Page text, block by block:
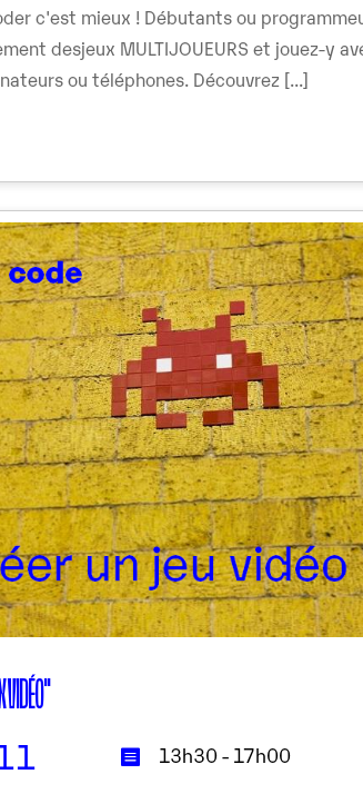
c'est mieux ! Débutants ou
desjeux MULTIJOUEURS et jouez-y
ou téléphones. Découvrez [...]
VIDÉO"
13h30 - 17h00